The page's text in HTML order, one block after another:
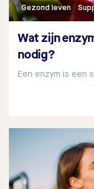
Gezond leven
Wat zijn
nodig?
Een enzym is een